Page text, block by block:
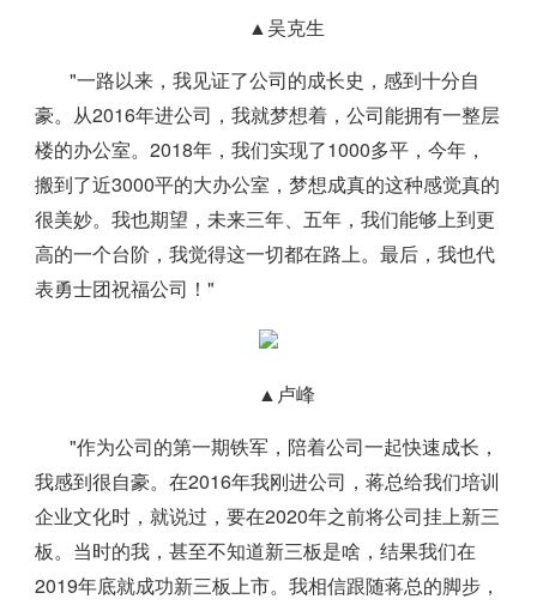
▲吴克生
"一路以来，我见证了公司的成长史，感到十分自
豪。从2016年进公司，我就梦想着，公司能拥有一整层
楼的办公室。2018年，我们实现了1000多平，今年，
搬到了近3000平的大办公室，梦想成真的这种感觉真的
很美妙。我也期望，未来三年、五年，我们能够上到更
高的一个台阶，我觉得这一切都在路上。最后，我也代
表勇士团祝福公司！"
▲卢峰
"作为公司的第一期铁军，陪着公司一起快速成长，
我感到很自豪。在2016年我刚进公司，蒋总给我们培训
企业文化时，就说过，要在2020年之前将公司挂上新三
板。当时的我，甚至不知道新三板是啥，结果我们在
2019年底就成功新三板上市。我相信跟随蒋总的脚步，